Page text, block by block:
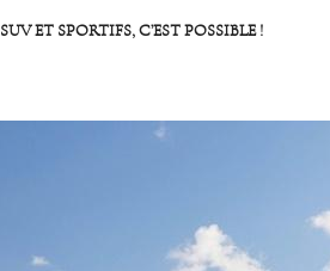
SUV ET SPORTIFS, C’EST POSSIBLE !